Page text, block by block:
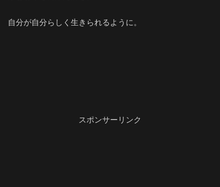
自分が自分らしく生きられるように。
スポンサーリンク